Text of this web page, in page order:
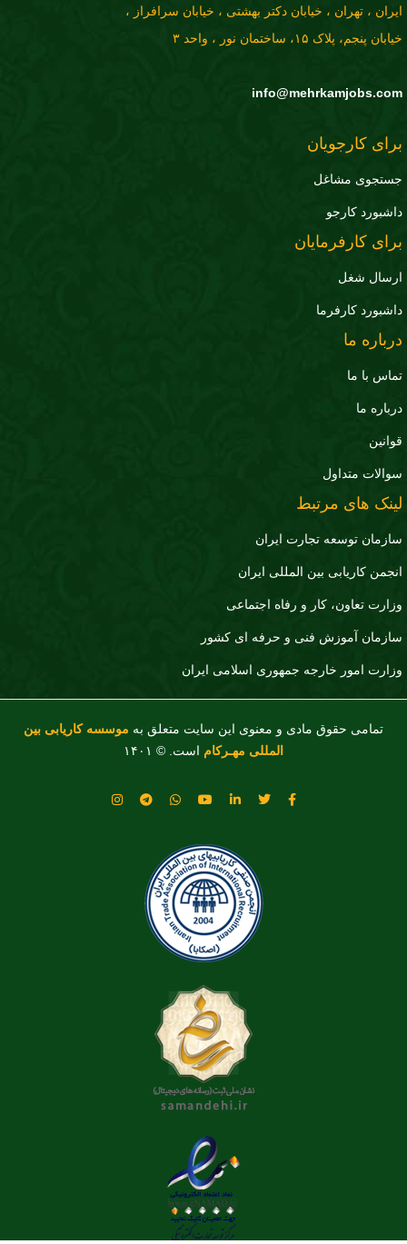
ایران ، تهران ، خیابان دکتر بهشتی ، خیابان سرافراز ،
خیابان پنجم، پلاک ۱۵، ساختمان نور ، واحد ۳
info@mehrkamjobs.com
برای کارجویان
جستجوی مشاغل
داشبورد کارجو
برای کارفرمایان
ارسال شغل
داشبورد کارفرما
درباره ما
تماس با ما
درباره ما
قوانین
سوالات متداول
لینک های مرتبط
سازمان توسعه تجارت ايران
انجمن کاریابی بین المللی ایران
وزارت تعاون، کار و رفاه اجتماعی
سازمان آموزش فنی و حرفه ای کشور
وزارت امور خارجه جمهوری اسلامی ایران
تمامی حقوق مادی و معنوی این سایت متعلق به موسسه کاریابی بین
المللی مهـرکام است. © ۱۴۰۱